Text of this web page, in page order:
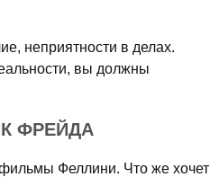
неприятности в делах.
вы должны
ФРЕЙДА
Феллини. Что же хочет